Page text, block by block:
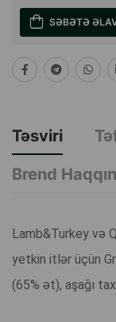
SƏBƏTƏ
Təsviri
Brend
Lamb&Turkey və
yetkin itlər üçün
(65% ət), aşağı